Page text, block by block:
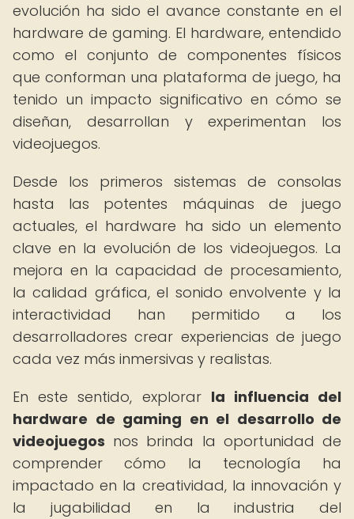
evolución ha sido el avance constante en el
hardware de gaming. El hardware, entendido
como el conjunto de componentes físicos
que conforman una plataforma de juego, ha
tenido un impacto significativo en cómo se
diseñan, desarrollan y experimentan los
videojuegos.
Desde los primeros sistemas de consolas
hasta las potentes máquinas de juego
actuales, el hardware ha sido un elemento
clave en la evolución de los videojuegos. La
mejora en la capacidad de procesamiento,
la calidad gráfica, el sonido envolvente y la
interactividad han permitido a los
desarrolladores crear experiencias de juego
cada vez más inmersivas y realistas.
En este sentido, explorar la influencia del
hardware de gaming en el desarrollo de
videojuegos nos brinda la oportunidad de
comprender cómo la tecnología ha
impactado en la creatividad, la innovación y
la jugabilidad en la industria del